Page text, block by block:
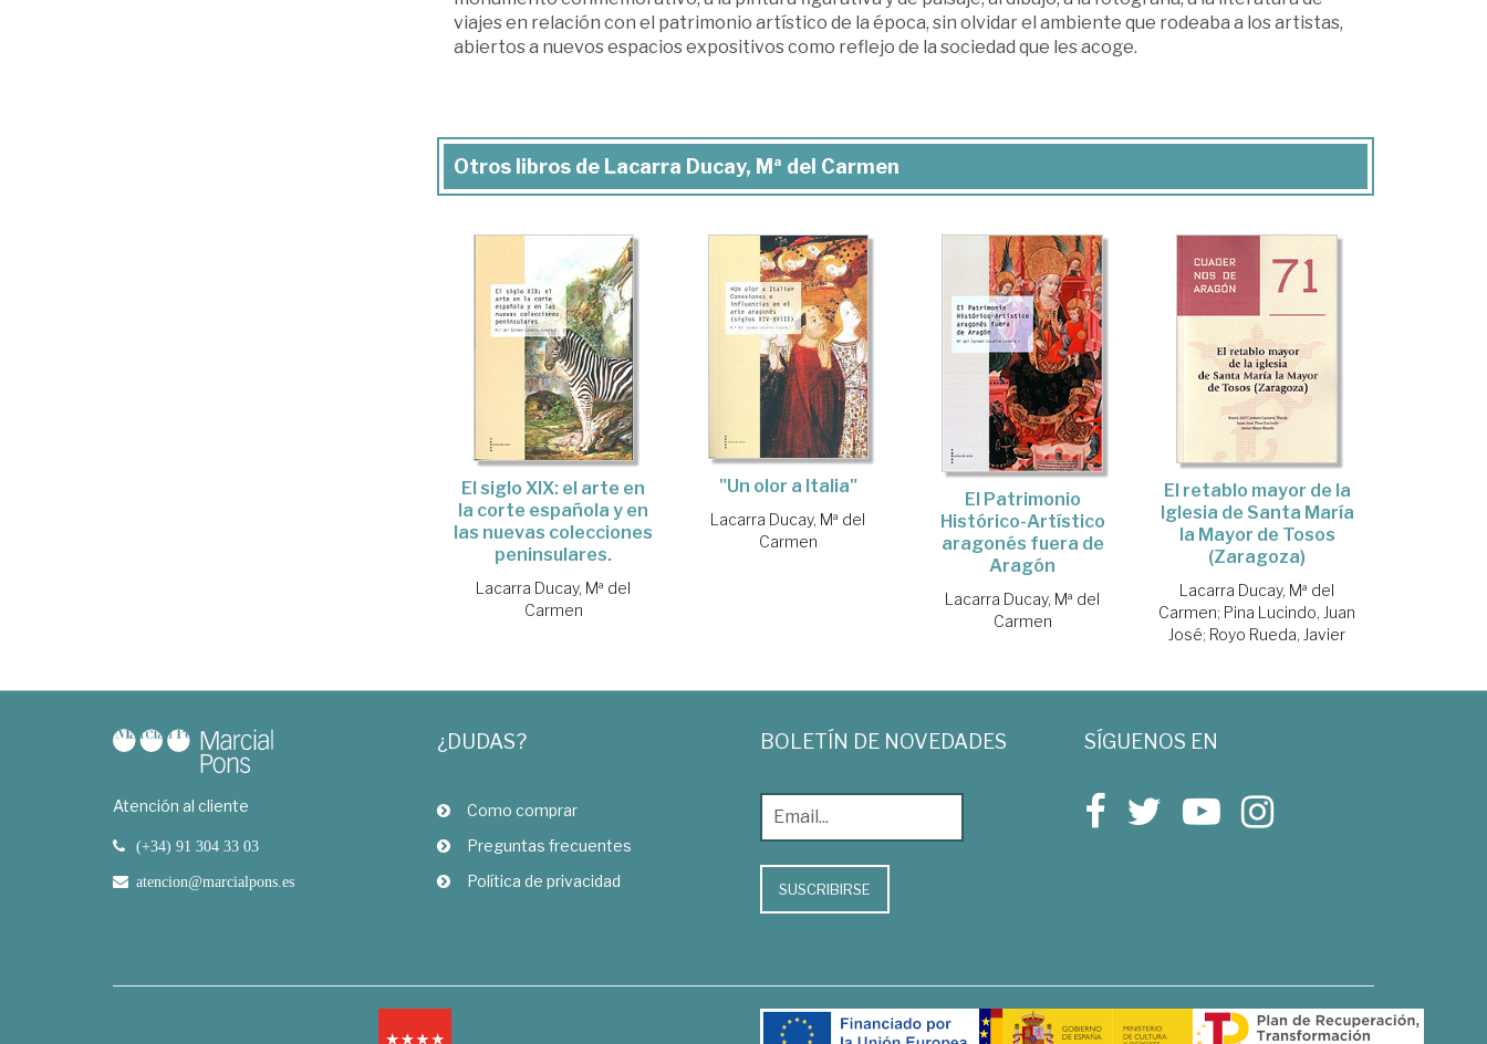
viajes en relación con el patrimonio artístico de la época, sin olvidar el ambiente que rodeaba a los artistas,
abiertos a nuevos espacios expositivos como reflejo de la sociedad que les acoge.
Otros libros de Lacarra Ducay, Mª del Carmen
El siglo XIX: el arte en
la corte española y en
las nuevas colecciones
peninsulares.
Lacarra Ducay, Mª del
Carmen
"Un olor a Italia"
Lacarra Ducay, Mª del
Carmen
El Patrimonio
Histórico-Artístico
aragonés fuera de
Aragón
Lacarra Ducay, Mª del
Carmen
El retablo mayor de la
Iglesia de Santa María
la Mayor de Tosos
(Zaragoza)
Lacarra Ducay, Mª del
Carmen; Pina Lucindo, Juan
José; Royo Rueda, Javier
Atención al cliente
(+34) 91 304 33 03
atencion@marcialpons.es
¿DUDAS?
Como comprar
Preguntas frecuentes
Política de privacidad
BOLETÍN DE NOVEDADES
SUSCRIBIRSE
SÍGUENOS EN